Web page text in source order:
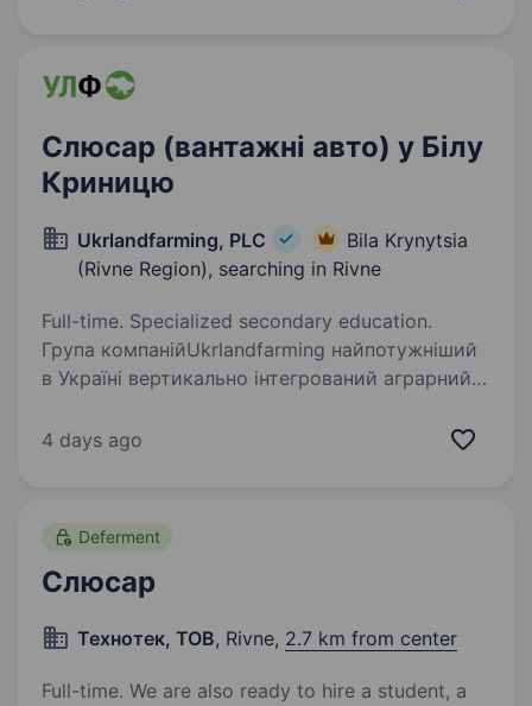
Слюсар (вантажні авто) у Білу
Криницю
Ukrlandfarming, PLC
Bila Krynytsia
(Rivne Region), searching in Rivne
Full-time. Specialized secondary education.
Група компанійUkrlandfarming найпотужніший
в Україні вертикально інтегрований аграрний
що входить до групи компаній Ukrlandfarming
4 days ago
Deferment
Слюсар
Технотек, ТОВ, Rivne, 2.7 km from center
Full-time. We are also ready to hire a student, a